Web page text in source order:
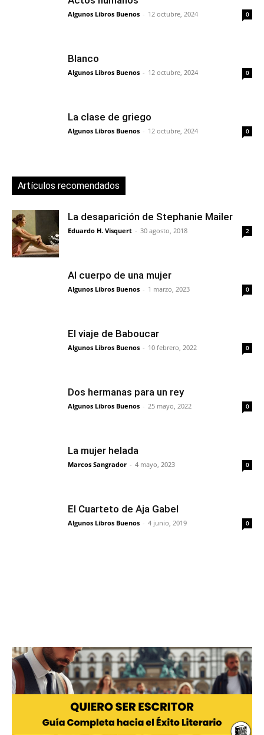
Algunos Libros Buenos - 12 octubre, 2024 0
Blanco
Algunos Libros Buenos - 12 octubre, 2024 0
La clase de griego
Algunos Libros Buenos - 12 octubre, 2024 0
Artículos recomendados
La desaparición de Stephanie Mailer
Eduardo H. Visquert - 30 agosto, 2018 2
Al cuerpo de una mujer
Algunos Libros Buenos - 1 marzo, 2023 0
El viaje de Baboucar
Algunos Libros Buenos - 10 febrero, 2022 0
Dos hermanas para un rey
Algunos Libros Buenos - 25 mayo, 2022 0
La mujer helada
Marcos Sangrador - 4 mayo, 2023 0
El Cuarteto de Aja Gabel
Algunos Libros Buenos - 4 junio, 2019 0